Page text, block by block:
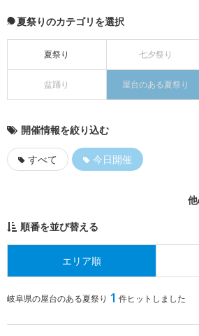
夏祭りのカテゴリを選択
夏祭り 七夕祭り
盆踊り 屋台のある夏祭り
開催情報を絞り込む
すべて 今日開催
順番を並び替える
エリア順
岐阜県の屋台のある夏祭り 1 件ヒットしました